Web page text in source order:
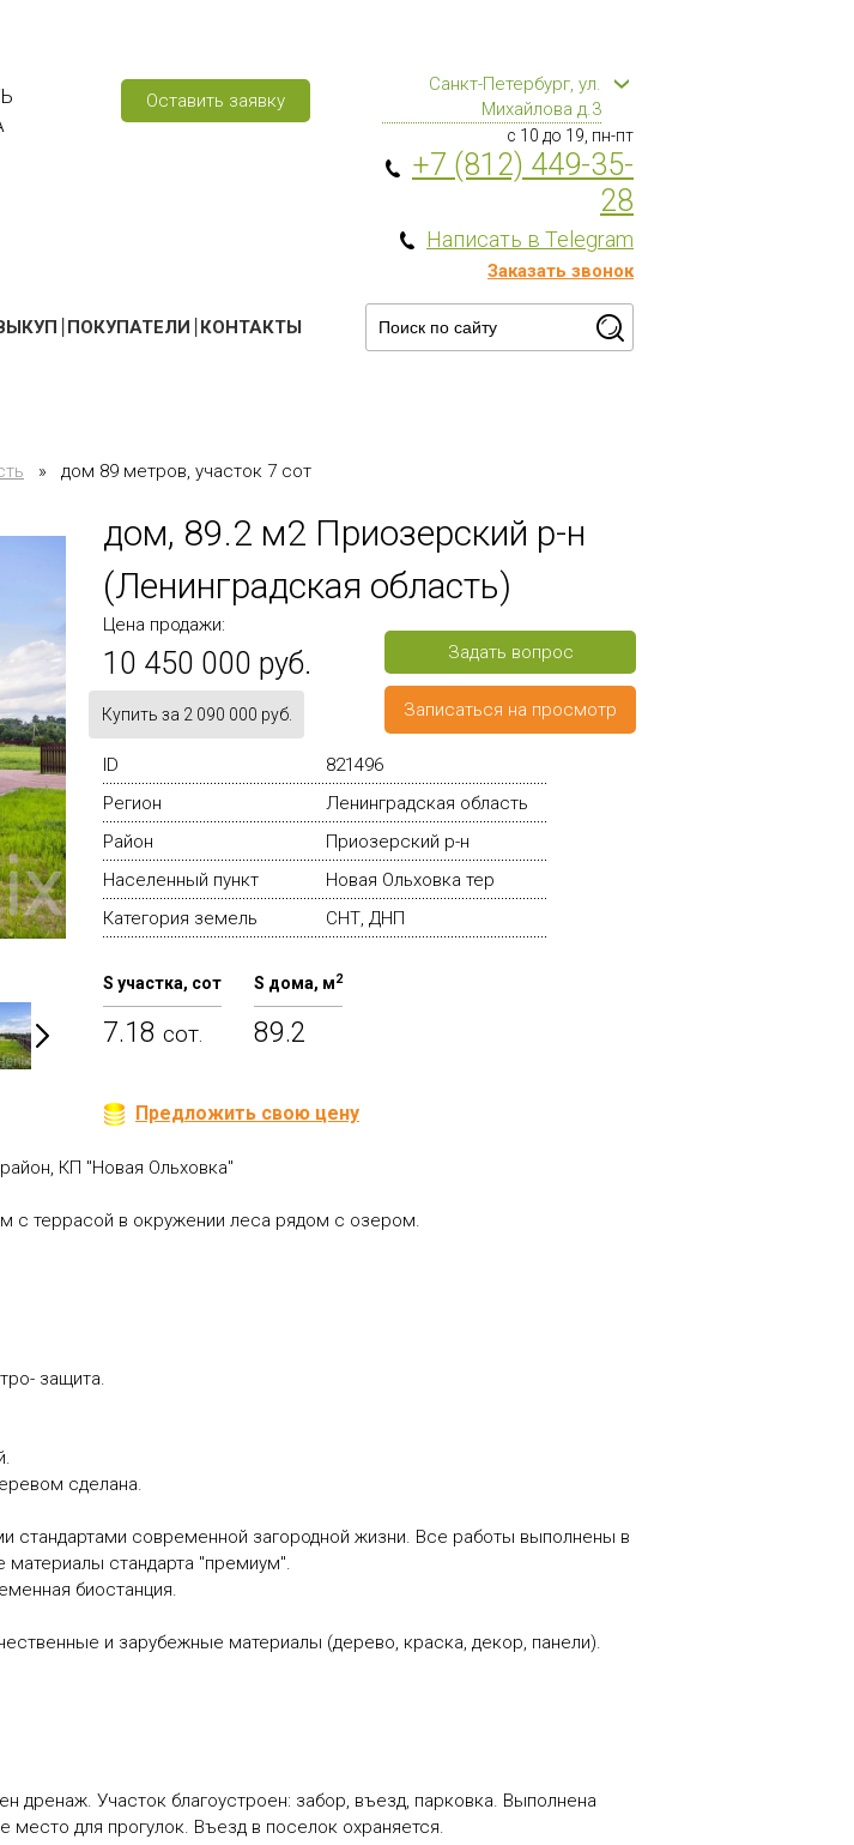
Оставить заявку
Санкт-Петербург, ул.
Михайлова д.3
с 10 до 19, пн-пт
+7 (812) 449-35-
28
Написать в Telegram
Заказать звонок
ПОКУПАТЕЛИ КОНТАКТЫ
» дом 89 метров, участок 7 сот
дом, 89.2 м2 Приозерский р-н
(Ленинградская область)
Цена продажи:
10 450 000 руб.
Купить за 2 090 000 руб.
Задать вопрос
Записаться на просмотр
ID
821496
Регион
Ленинградская область
Район
Приозерский р-н
Населенный пункт
Новая Ольховка тер
Категория земель
СНТ, ДНП
S участка, сот
7.18 сот.
S дома, м2
89.2
Предложить свою цену
КП "Новая Ольховка"
террасой в окружении леса рядом с озером.
защита.
сделана.
современной загородной жизни. Все работы выполнены в
стандарта "премиум".
биостанция.
и зарубежные материалы (дерево, краска, декор, панели).
Участок благоустроен: забор, въезд, парковка. Выполнена
для прогулок. Въезд в поселок охраняется.